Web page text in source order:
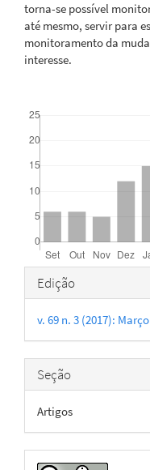
torna-se possível
até mesmo, servir para
monitoramento da
interesse.
Detalhes
do
artigo
Edição
v. 69 n. 3 (2017): Março
Seção
Artigos